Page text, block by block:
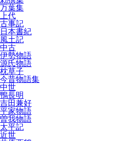
万葉集
上代
古事記
日本書紀
風土記
中古
伊勢物語
源氏物語
枕草子
今昔物語集
中世
鴨長明
吉田兼好
平家物語
曽我物語
太平記
近世